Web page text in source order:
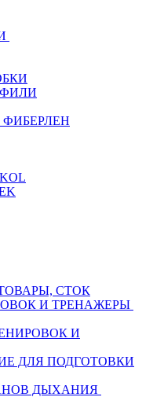
СТОК
И ТРЕНАЖЕРЫ
И
ДЛЯ ПОДГОТОВКИ
ДЫХАНИЯ